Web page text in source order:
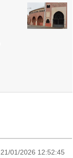
21/01/2026 12:52:45